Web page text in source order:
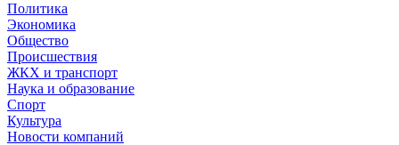
Политика
Экономика
Общество
Происшествия
ЖКХ и транспорт
Наука и образование
Спорт
Культура
Новости компаний